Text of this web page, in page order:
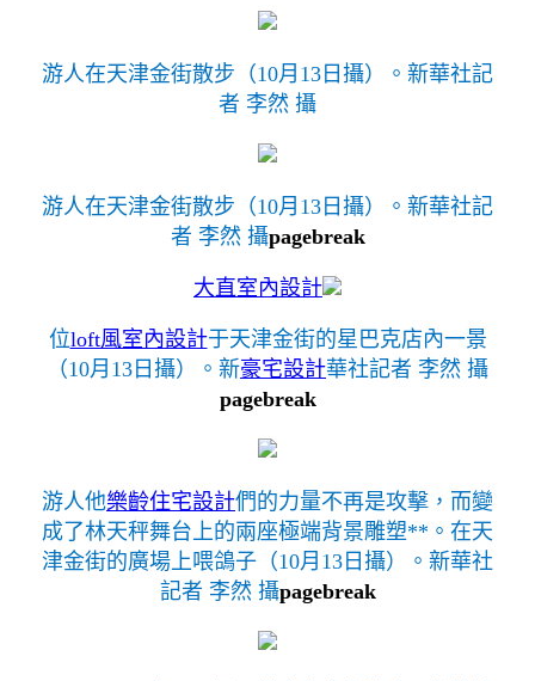
游人在天津金街散步（10月13日攝）。新華社記
者 李然 攝
游人在天津金街散步（10月13日攝）。新華社記
者 李然 攝pagebreak
大直室內設計
位loft風室內設計于天津金街的星巴克店內一景
（10月13日攝）。新豪宅設計華社記者 李然 攝
pagebreak
游人他樂齡住宅設計們的力量不再是攻擊，而變
成了林天秤舞台上的兩座極端背景雕塑**。在天
津金街的廣場上喂鴿子（10月13日攝）。新華社
記者 李然 攝pagebreak